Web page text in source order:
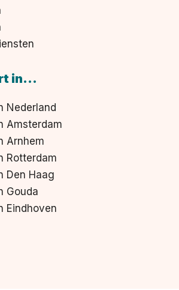
in...
Nederland
Amsterdam
Arnhem
Rotterdam
Den Haag
Gouda
Eindhoven